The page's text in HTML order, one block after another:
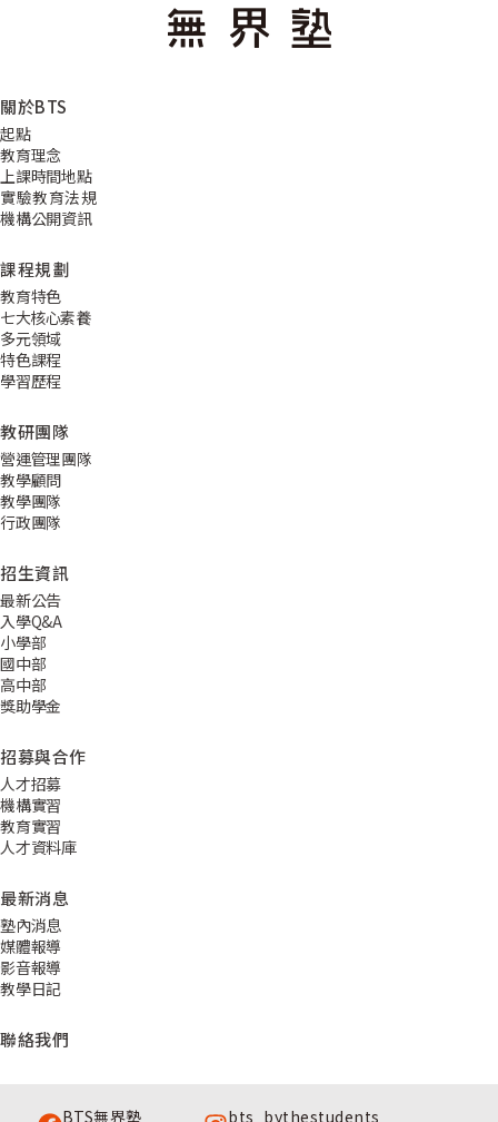
關於BTS
起點
教育理念
上課時間地點
實驗教育法規
機構公開資訊
課程規劃
教育特色
七大核心素養
多元領域
特色課程
學習歷程
教研團隊
營運管理團隊
教學顧問
教學團隊
行政團隊
招生資訊
最新公告
入學Q&A
小學部
國中部
高中部
獎助學金
招募與合作
人才招募
機構實習
教育實習
人才資料庫
最新消息
塾內消息
媒體報導
影音報導
教學日記
聯絡我們
BTS無界塾 bts_bythestudents